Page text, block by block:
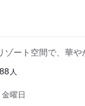
ート空間で、華
人
曜日